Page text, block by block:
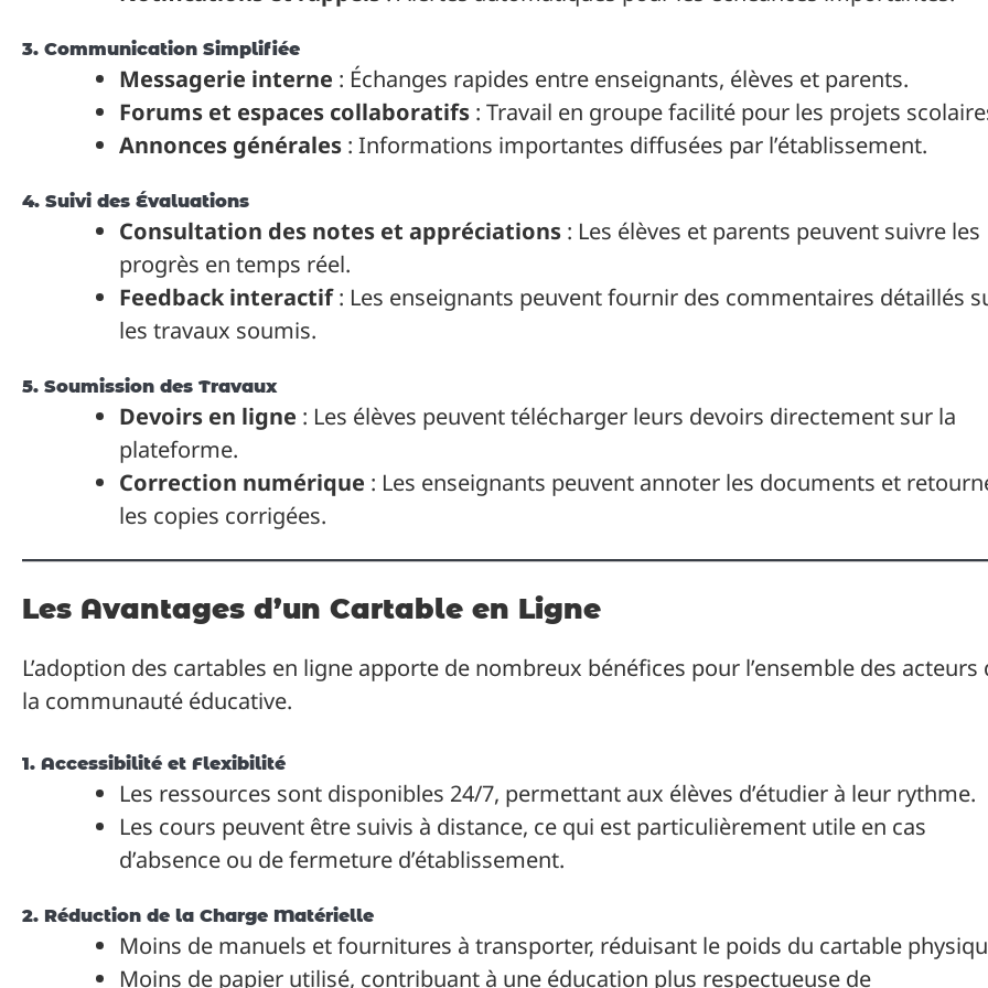
3. Communication Simplifiée
Messagerie interne : Échanges rapides entre enseignants, élèves et parents.
Forums et espaces collaboratifs : Travail en groupe facilité pour les projets
Annonces générales : Informations importantes diffusées par l’établissement.
4. Suivi des Évaluations
Consultation des notes et appréciations : Les élèves et parents peuvent suivre les
progrès en temps réel.
Feedback interactif: Les enseignants peuvent fournir des commentaires détaillés
les travaux soumis.
5. Soumission des Travaux
Devoirs en ligne : Les élèves peuvent télécharger leurs devoirs directement sur la
plateforme.
Correction numérique : Les enseignants peuvent annoter les documents et
les copies corrigées.
Les Avantages d’un Cartable en Ligne
L’adoption des cartables en ligne apporte de nombreux bénéfices pour l’ensemble des acteurs
la communauté éducative.
1. Accessibilité et Flexibilité
Les ressources sont disponibles 24/7, permettant aux élèves d’étudier à leur rythme.
Les cours peuvent être suivis à distance, ce qui est particulièrement utile en cas
d’absence ou de fermeture d’établissement.
2. Réduction de la Charge Matérielle
Moins de manuels et fournitures à transporter, réduisant le poids du cartable
Moins de papier utilisé, contribuant à une éducation plus respectueuse de